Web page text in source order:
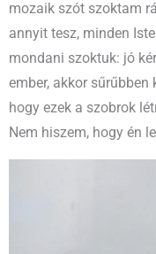
mozaik szót szoktam
annyit tesz, minden
mondani szoktuk: jó
ember, akkor sűrűbben
hogy ezek a szobrok
Nem hiszem, hogy én